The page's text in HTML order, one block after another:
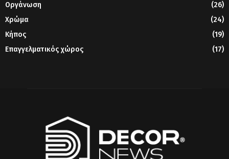
Οργάνωση
(26)
Χρώμα
(24)
Κήπος
(19)
Επαγγελματικός χώρος
(17)